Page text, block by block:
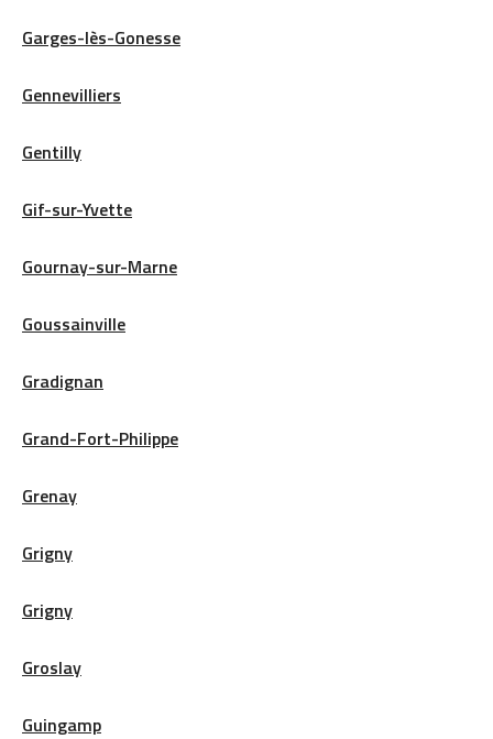
Garges-lès-Gonesse
Gennevilliers
Gentilly
Gif-sur-Yvette
Gournay-sur-Marne
Goussainville
Gradignan
Grand-Fort-Philippe
Grenay
Grigny
Grigny
Groslay
Guingamp